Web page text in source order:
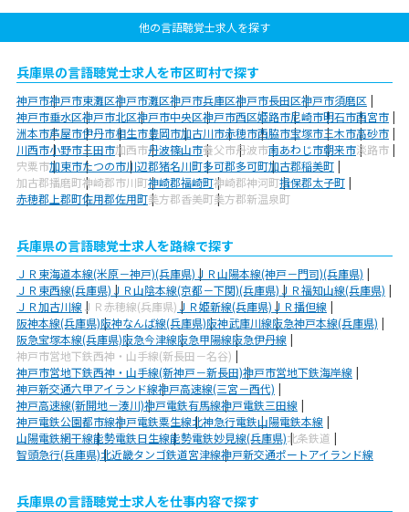
他の言語聴覚士求人を探す
兵庫県の言語聴覚士求人を市区町村で探す
神戸市神戸市東灘区神戸市灘区神戸市兵庫区神戸市長田区神戸市須磨区
神戸市垂水区神戸市北区神戸市中央区神戸市西区姫路市尼崎市明石市西宮市
洲本市芦屋市伊丹市相生市豊岡市加古川市赤穂市西脇市宝塚市三木市高砂市
川西市小野市三田市加西市丹波篠山市養父市丹波市南あわじ市朝来市淡路市
宍粟市加東市たつの市川辺郡猪名川町多可郡多可町加古郡稲美町
加古郡播磨町神崎郡市川町神崎郡福崎町神崎郡神河町揖保郡太子町
赤穂郡上郡町佐用郡佐用町美方郡香美町美方郡新温泉町
兵庫県の言語聴覚士求人を路線で探す
ＪＲ東海道本線(米原－神戸)(兵庫県)ＪＲ山陽本線(神戸－門司)(兵庫県)
ＪＲ東西線(兵庫県)ＪＲ山陰本線(京都－下関)(兵庫県)ＪＲ福知山線(兵庫県)
ＪＲ加古川線 ＪＲ赤穂線(兵庫県)ＪＲ姫新線(兵庫県)ＪＲ播但線
阪神本線(兵庫県)阪神なんば線(兵庫県)阪神武庫川線阪急神戸本線(兵庫県)
阪急宝塚本線(兵庫県)阪急今津線阪急甲陽線阪急伊丹線
神戸市営地下鉄西神・山手線(新長田－名谷)
神戸市営地下鉄西神・山手線(新神戸－新長田)神戸市営地下鉄海岸線
神戸新交通六甲アイランド線神戸高速線(三宮－西代)
神戸高速線(新開地－湊川)神戸電鉄有馬線神戸電鉄三田線
神戸電鉄公園都市線神戸電鉄粟生線北神急行電鉄山陽電鉄本線
山陽電鉄網干線能勢電鉄日生線能勢電鉄妙見線(兵庫県)北条鉄道
智頭急行(兵庫県)北近畿タンゴ鉄道宮津線神戸新交通ポートアイランド線
兵庫県の言語聴覚士求人を仕事内容で探す